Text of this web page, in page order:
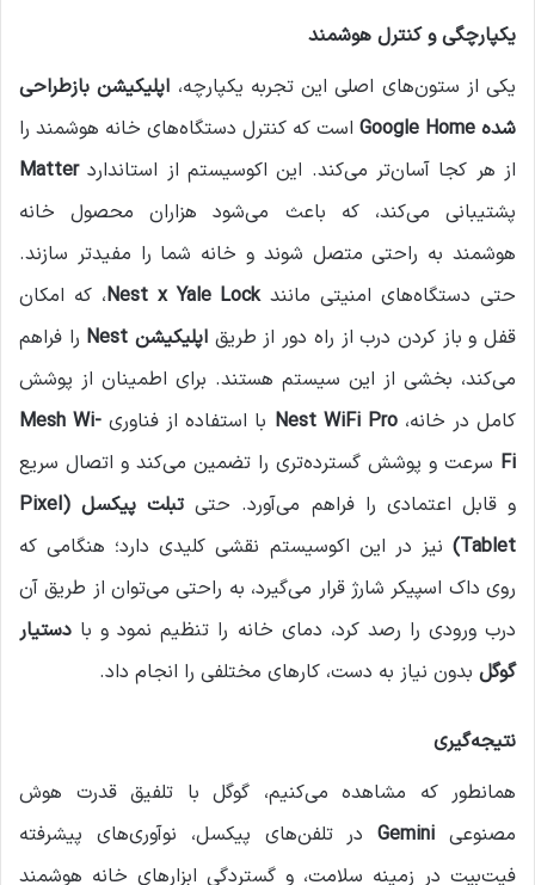
یکپارچگی و کنترل هوشمند
یکی از ستون‌های اصلی این تجربه یکپارچه، اپلیکیشن بازطراحی
شده
است که کنترل دستگاه‌های خانه هوشمند را
از هر کجا آسان‌تر می‌کند. این اکوسیستم از استانداردMatter
پشتیبانی می‌کند، که باعث می‌شود هزاران محصول خانه
هوشمند به راحتی متصل شوند و خانه شما را مفیدتر سازند.
حتی دستگاه‌های امنیتی مانندNest x Yale Lock، که امکان
قفل و باز کردن درب از راه دور از طریق اپلیکیشنNest
را فراهم
می‌کند، بخشی از این سیستم هستند. برای اطمینان از پوشش
کامل در خانه،Nest WiFi Pro با استفاده از فناوری Mesh Wi-
Fi سرعت و پوشش گسترده‌تری را تضمین می‌کند و اتصال سریع
و قابل اعتمادی را فراهم می‌آورد. حتیتبلت پیکسل
(Pixel
Tablet)
نیز در این اکوسیستم نقشی کلیدی دارد؛ هنگامی که
روی داک اسپیکر شارژ قرار می‌گیرد، به راحتی می‌توان از طریق آن
درب ورودی را رصد کرد، دمای خانه را تنظیم نمود و با دستیار
گوگل بدون نیاز به دست، کارهای مختلفی را انجام داد.
نتیجه‌گیری
همانطور که مشاهده می‌کنیم، گوگل با تلفیق قدرت هوش
مصنوعی Geminiدر تلفن‌های پیکسل، نوآوری‌های پیشرفته
فیت‌بیت در زمینه سلامت، و گستردگی ابزارهای خانه هوشمند